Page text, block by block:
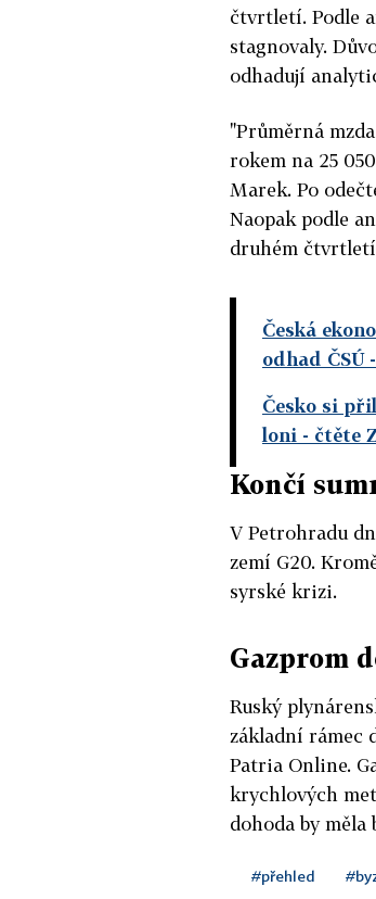
čtvrtletí. Podle
stagnovaly.
odhadují
"Průměrná
rokem na 25
Marek. Po
Naopak podle
druhém
Česká
odhad ČSÚ-
Česko si
loni - čtěte
Končí
V Petrohradu
zemí G20.
syrské krizi.
Gazprom
Ruský
základní rámec
Patria Online.
krychlových
dohoda by
#přehled